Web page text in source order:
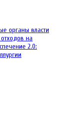
органы власти
на
2.0: